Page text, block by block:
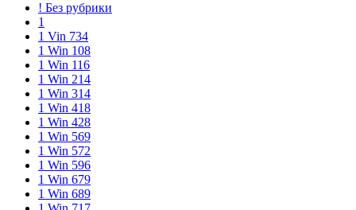
! Без рубрики
1
1 Vin 734
1 Win 108
1 Win 116
1 Win 214
1 Win 314
1 Win 418
1 Win 428
1 Win 569
1 Win 572
1 Win 596
1 Win 679
1 Win 689